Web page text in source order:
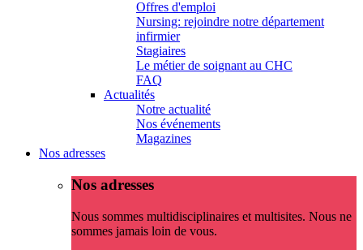
Offres d'emploi
Nursing: rejoindre notre département
infirmier
Stagiaires
Le métier de soignant au CHC
FAQ
Actualités
Notre actualité
Nos événements
Magazines
Nos adresses
Nos adresses
Nous sommes multidisciplinaires et multisites. Nous ne
sommes jamais loin de vous.